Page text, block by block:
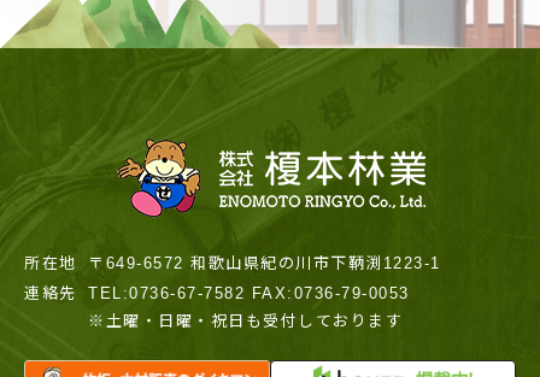
所在地
〒649-6572 和歌山県紀の川市下鞆渕1223-1
連絡先
TEL:0736-67-7582 FAX:0736-79-0053
※土曜・日曜・祝日も受付しております